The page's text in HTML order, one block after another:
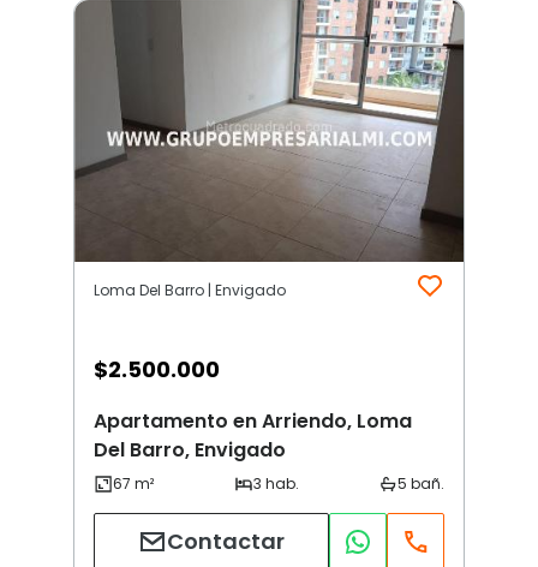
Loma Del Barro | Envigado
$2.500.000
Apartamento en Arriendo, Loma
Del Barro, Envigado
Contactar